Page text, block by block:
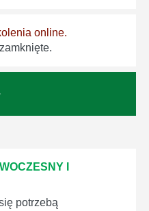
online.
I
potrzebą